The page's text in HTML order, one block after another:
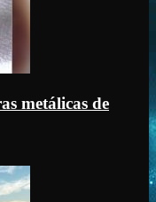
metálicas de